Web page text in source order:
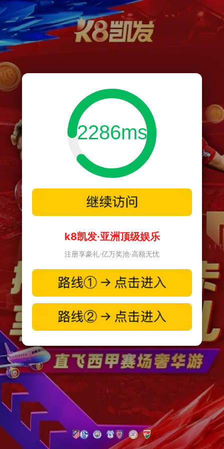
2286ms
k8凯发·亚洲顶级娱乐
注册享豪礼·亿万奖池·高额无忧